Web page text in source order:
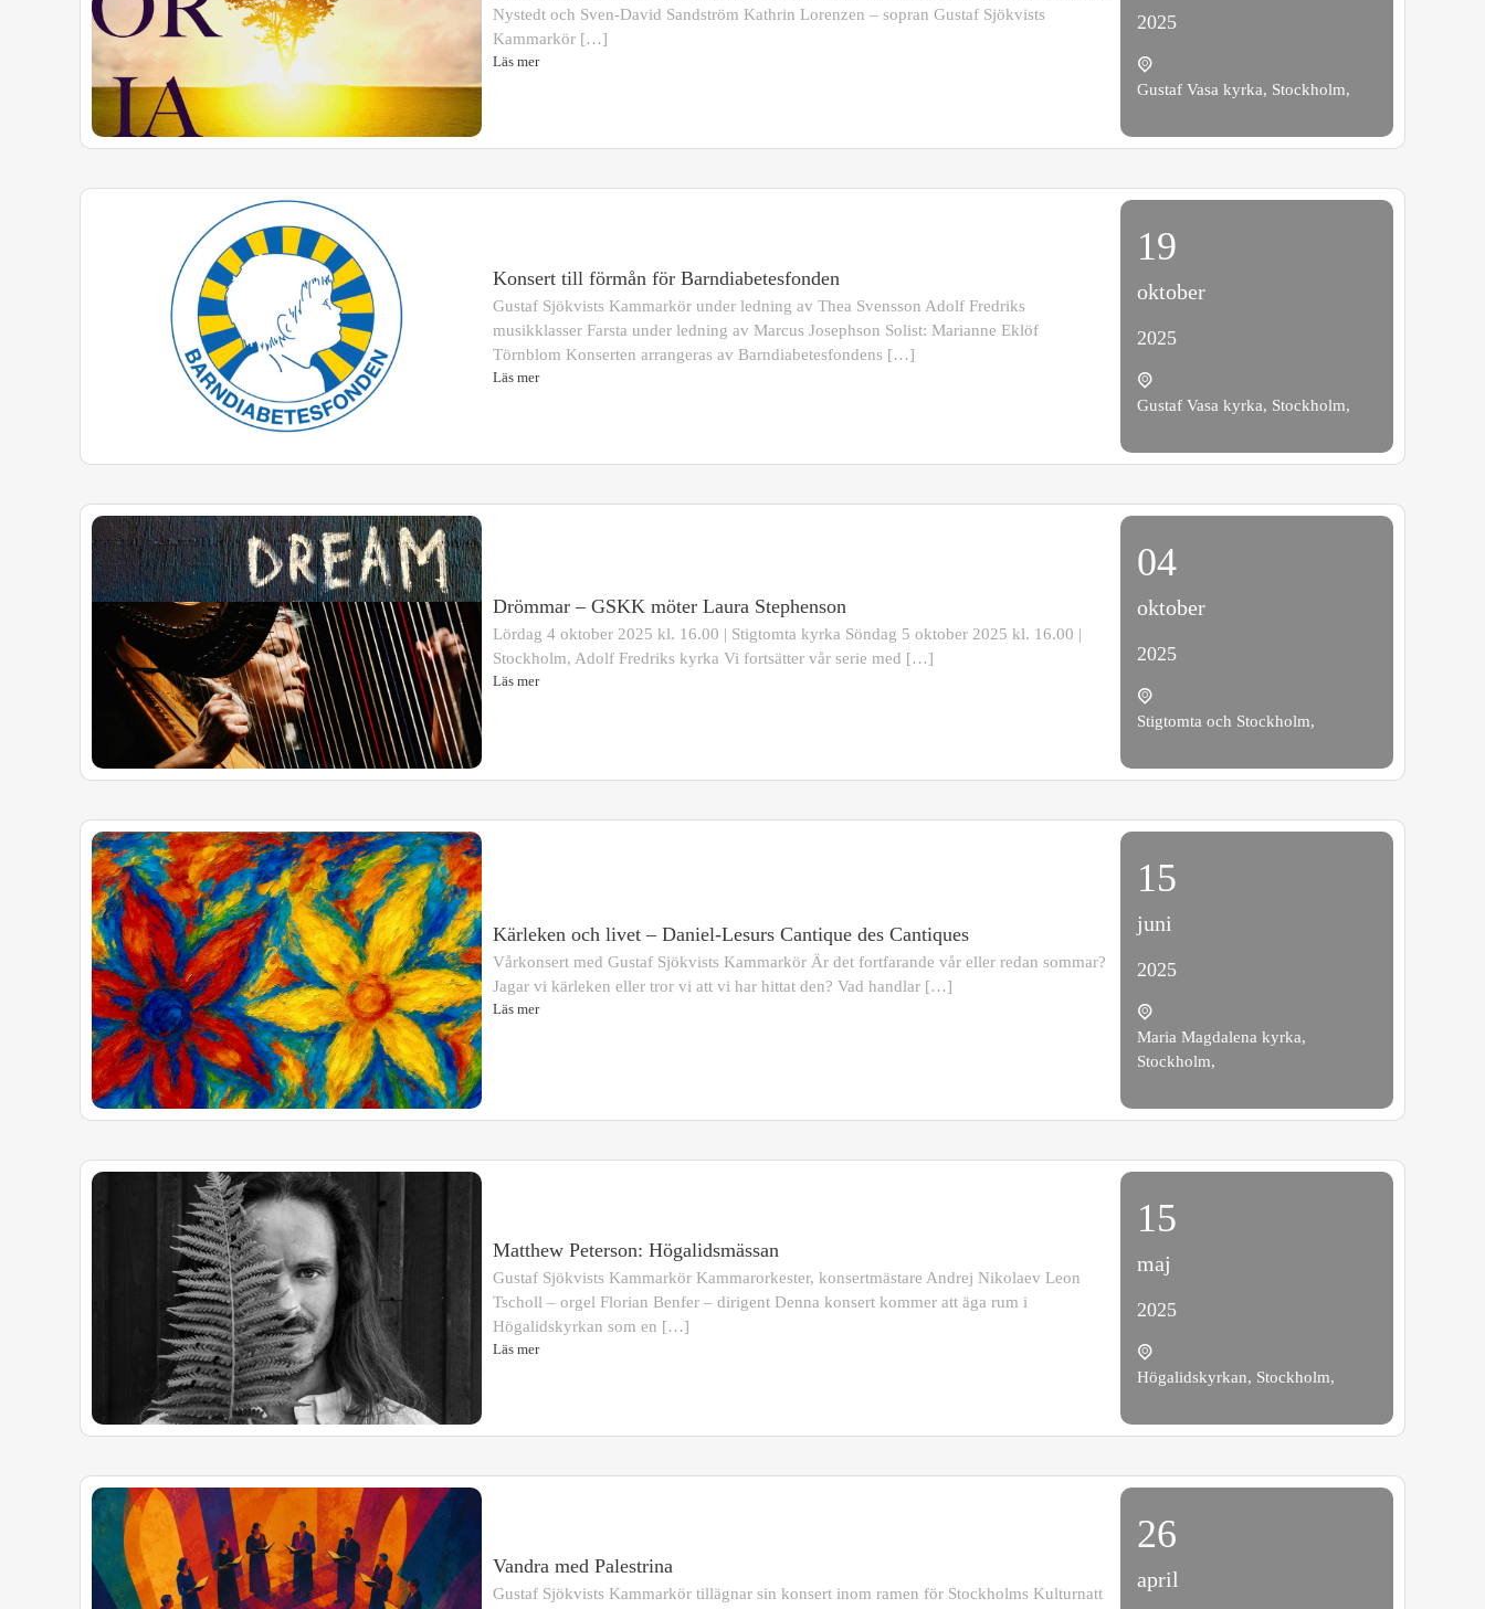
Nystedt och Sven-David Sandström Kathrin Lorenzen – sopran Gustaf Sjökvists
Kammarkör […]
Läs mer
2025
Gustaf Vasa kyrka, Stockholm,
Konsert till förmån för Barndiabetesfonden
Gustaf Sjökvists Kammarkör under ledning av Thea Svensson Adolf Fredriks
musikklasser Farsta under ledning av Marcus Josephson Solist: Marianne Eklöf
Törnblom Konserten arrangeras av Barndiabetesfondens […]
Läs mer
19
oktober
2025
Gustaf Vasa kyrka, Stockholm,
Drömmar – GSKK möter Laura Stephenson
Lördag 4 oktober 2025 kl. 16.00 | Stigtomta kyrka Söndag 5 oktober 2025 kl. 16.00 |
Stockholm, Adolf Fredriks kyrka Vi fortsätter vår serie med […]
Läs mer
04
oktober
2025
Stigtomta och Stockholm,
Kärleken och livet – Daniel-Lesurs Cantique des Cantiques
Vårkonsert med Gustaf Sjökvists Kammarkör Är det fortfarande vår eller redan sommar?
Jagar vi kärleken eller tror vi att vi har hittat den? Vad handlar […]
Läs mer
15
juni
2025
Maria Magdalena kyrka,
Stockholm,
Matthew Peterson: Högalidsmässan
Gustaf Sjökvists Kammarkör Kammarorkester, konsertmästare Andrej Nikolaev Leon
Tscholl – orgel Florian Benfer – dirigent Denna konsert kommer att äga rum i
Högalidskyrkan som en […]
Läs mer
15
maj
2025
Högalidskyrkan, Stockholm,
Vandra med Palestrina
Gustaf Sjökvists Kammarkör tillägnar sin konsert inom ramen för Stockholms Kulturnatt
26
april